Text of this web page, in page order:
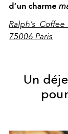
d’un charme
Ralph’s
75006 Paris
Un